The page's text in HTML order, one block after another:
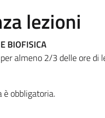
lezioni
BIOFISICA
almeno 2/3 delle ore di
è obbligatoria.